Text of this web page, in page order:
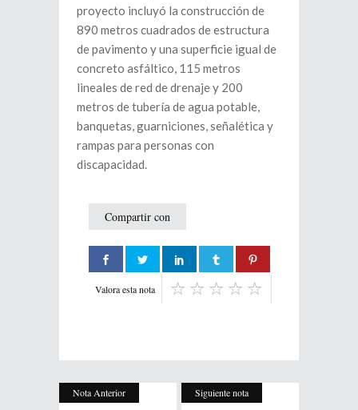
proyecto incluyó la construcción de
890 metros cuadrados de estructura
de pavimento y una superficie igual de
concreto asfáltico, 115 metros
lineales de red de drenaje y 200
metros de tubería de agua potable,
banquetas, guarniciones, señalética y
rampas para personas con
discapacidad.
Compartir con
Valora esta nota
Nota Anterior Siguiente nota